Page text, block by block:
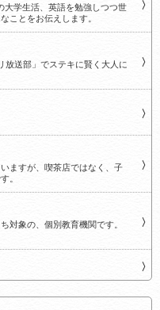
大学生活、英語を勉強しつつ世
ことをお伝えします。
放送部」でステキに賢く大人に
ますが、喫茶店ではなく、子
。
対象の、個別教育機関です。